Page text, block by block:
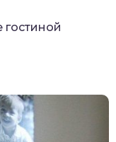
гостиной